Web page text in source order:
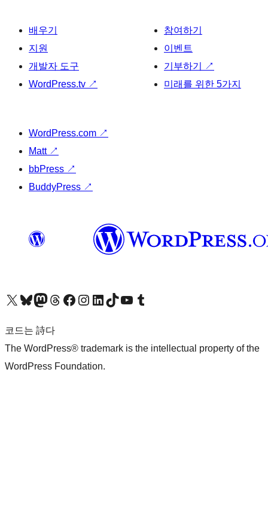
배우기
지원
개발자 도구
WordPress.tv ↗
참여하기
이벤트
기부하기
↗
미래를 위한 5가지
WordPress.com ↗
Matt ↗
bbPress ↗
BuddyPress ↗
X(이전 트위터) 계정 방문하기블루스카이 계정 방문하기마스토돈 계정 방문하기스레드 계정 방문하기 페이스북 페이지 방문하기인스타그램 계정 방문하기 LinkedIn 계정 방문하기틱톡 계정 방문하기유튜브 채널 방문하기 텀블러 계정 방문하기
코드는 詩다
The WordPress® trademark is the intellectual property of the
WordPress Foundation.